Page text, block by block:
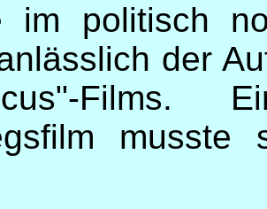
im politisch
der
Films.
musste